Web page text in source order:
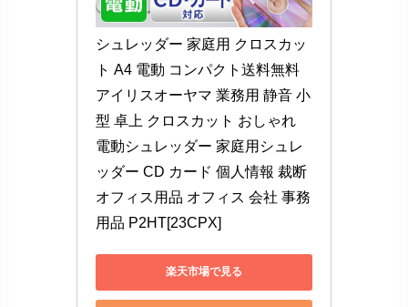
シュレッダー 家庭用 クロスカッ
ト A4 電動 コンパクト送料無料
アイリスオーヤマ 業務用 静音 小
型 卓上 クロスカット おしゃれ
電動シュレッダー 家庭用シュレ
ッダー CD カード 個人情報 裁断
オフィス用品 オフィス 会社 事務
用品 P2HT[23CPX]
楽天市場で見る